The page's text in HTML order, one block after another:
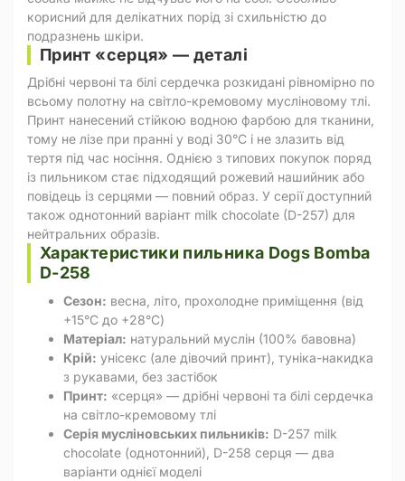
корисний для делікатних порід зі схильністю до
подразнень шкіри.
Принт «серця» — деталі
Дрібні червоні та білі сердечка розкидані рівномірно по
всьому полотну на світло-кремовому мусліновому тлі.
Принт нанесений стійкою водною фарбою для тканини,
тому не лізе при пранні у воді 30°C і не злазить від
тертя під час носіння. Однією з типових покупок поряд
із пильником стає підходящий рожевий нашийник або
повідець із серцями — повний образ. У серії доступний
також однотонний варіант milk chocolate (D-257) для
нейтральних образів.
Характеристики пильника Dogs Bomba
D-258
Сезон: весна, літо, прохолодне приміщення (від
+15°C до +28°C)
Матеріал: натуральний муслін (100% бавовна)
Крій: унісекс (але дівочий принт), туніка-накидка
з рукавами, без застібок
Принт: «серця» — дрібні червоні та білі сердечка
на світло-кремовому тлі
Серія мусліновських пильників: D-257 milk
chocolate (однотонний), D-258 серця — два
варіанти однієї моделі